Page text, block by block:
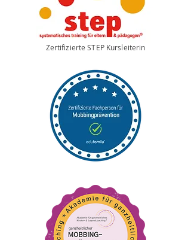
Zertifizierte STEP Kursleiterin